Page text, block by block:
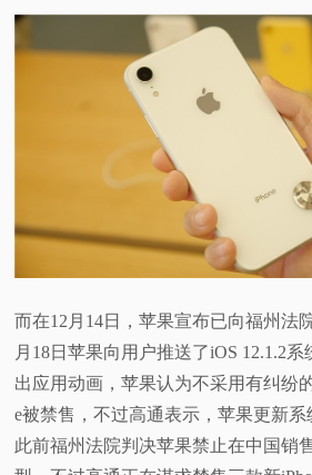
而在12月14日，苹果宣布已向福州法
月18日苹果向用户推送了iOS 12.1.2
出应用动画，苹果认为不采用有纠纷
e被禁售，不过高通表示，苹果更新系
此前福州法院判决苹果禁止在中国销